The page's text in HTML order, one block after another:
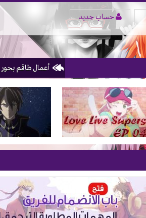
حساب جديد
أعمال طاقم بحور